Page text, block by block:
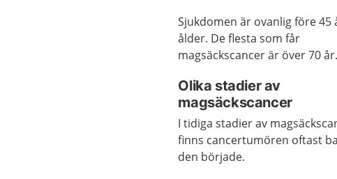
Sjukdomen är ovanlig före 45
ålder. De flesta som får
magsäckscancer är över 70 år.
Olika stadier av
magsäckscancer
I tidiga stadier av
finns cancertumören oftast
den började.